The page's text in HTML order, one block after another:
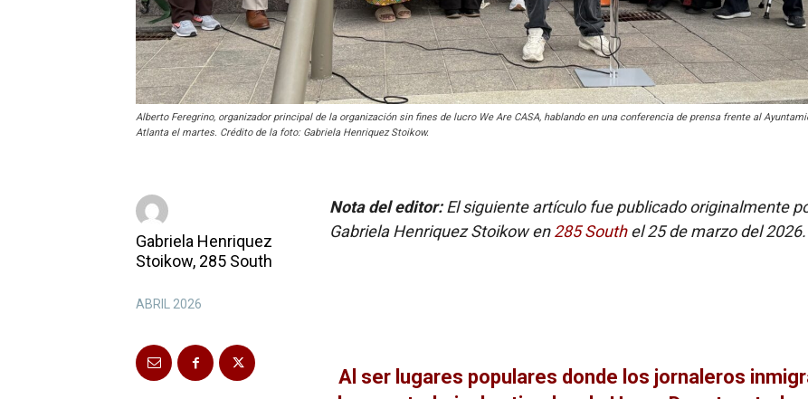
Alberto Feregrino, organizador principal de la organización sin fines de lucro We Are CASA, hablando en una conferencia de prensa frente al
Atlanta el martes. Crédito de la foto: Gabriela Henriquez Stoikow.
Gabriela Henriquez
Stoikow, 285 South
ABRIL 2026
Nota del editor:El siguiente artículo fue publicado originalmente
Gabriela Henriquez Stoikow en285 Southel 25 de marzo del 2026.
Al ser lugares populares donde los jornaleros